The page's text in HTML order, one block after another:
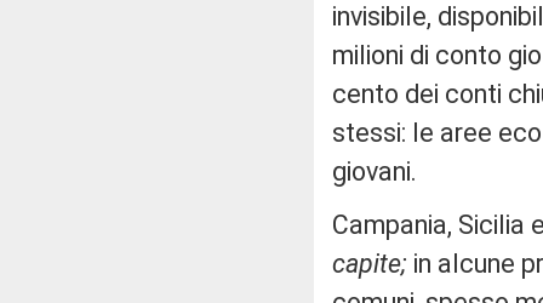
invisibile,
milioni di conto
cento dei conti
stessi: le aree
giovani.
Campania, Sicilia
capite; in alcune